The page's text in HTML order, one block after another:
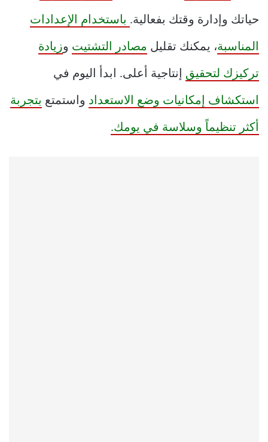
حياتك وإدارة وقتك بفعالية. باستخدام الإعدادات
المناسبة، يمكنك تقليل مصادر التشتيت وزيادة
تركيزك لتحقيق إنتاجية أعلى. ابدأ اليوم في
استكشاف إمكانيات وضع الاستعداد واستمتع بتجربة
أكثر تنظيماً وسلاسة في يومك.